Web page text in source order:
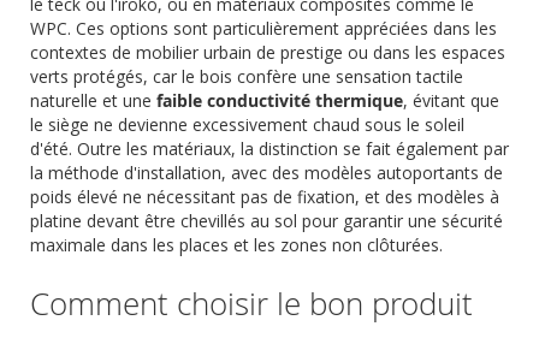
WPC. Ces options sont particulièrement appréciées dans les
contextes de mobilier urbain de prestige ou dans les espaces
verts protégés, car le bois confère une sensation tactile
naturelle et une faible conductivité thermique, évitant que
le siège ne devienne excessivement chaud sous le soleil
d'été. Outre les matériaux, la distinction se fait également par
la méthode d'installation, avec des modèles autoportants de
poids élevé ne nécessitant pas de fixation, et des modèles à
platine devant être chevillés au sol pour garantir une sécurité
maximale dans les places et les zones non clôturées.
Comment choisir le bon produit